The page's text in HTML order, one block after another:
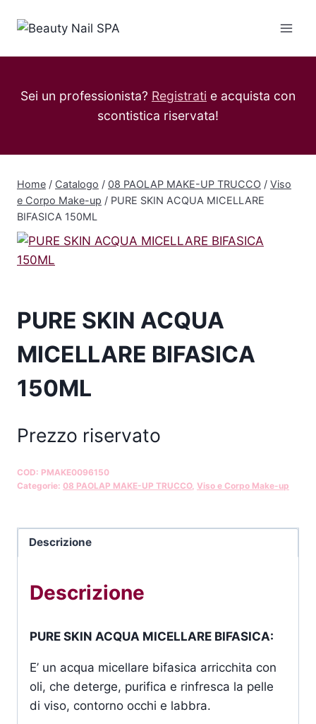
Sei un professionista? Registrati e acquista con
scontistica riservata!
Home / Catalogo / 08 PAOLAP MAKE-UP TRUCCO / Viso
e Corpo Make-up / PURE SKIN ACQUA MICELLARE
BIFASICA 150ML
PURE SKIN ACQUA
MICELLARE BIFASICA
150ML
Prezzo riservato
COD: PMAKE0096150
Categorie: 08 PAOLAP MAKE-UP TRUCCO, Viso e Corpo Make-up
Descrizione
Descrizione
PURE SKIN ACQUA MICELLARE BIFASICA:
E’ un acqua micellare bifasica arricchita con
oli, che deterge, purifica e rinfresca la pelle
di viso, contorno occhi e labbra.